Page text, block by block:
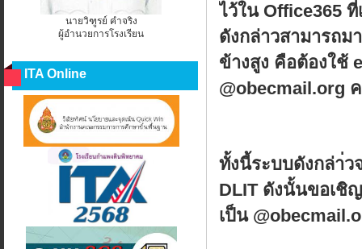
ไว้ใน Office365
ดังกล่าวสามารถ
ข้างสูง คือต้องใช้
@obecmail.org
ทั้งนี้ระบบดังกล่า่ว
DLIT ดังนั้นขอเชิ
เป็น
นายวิฑูรย์ คำจริง
ผู้อำนวยการโรงเรียน
ITA Online